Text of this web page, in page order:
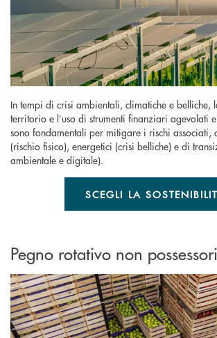
In tempi di crisi ambientali, climatiche e belliche,
territorio e l’uso di strumenti finanziari agevolati
sono fondamentali per mitigare i rischi associati,
(rischio fisico), energetici (crisi belliche) e di
ambientale e digitale).
SCEGLI LA
Pegno rotativo non